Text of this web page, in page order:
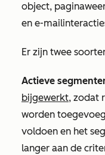
object,
en e-
Er zijn twee
Actieve
bijgewerkt, zodat
worden
voldoen en het
langer aan de